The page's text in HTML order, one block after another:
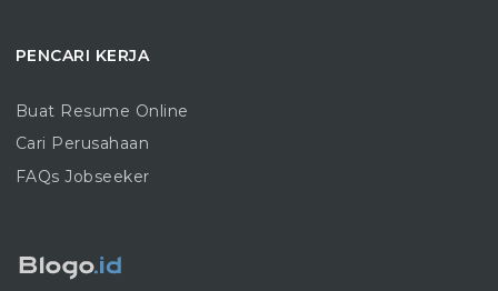
PENCARI KERJA
Buat Resume Online
Cari Perusahaan
FAQs Jobseeker